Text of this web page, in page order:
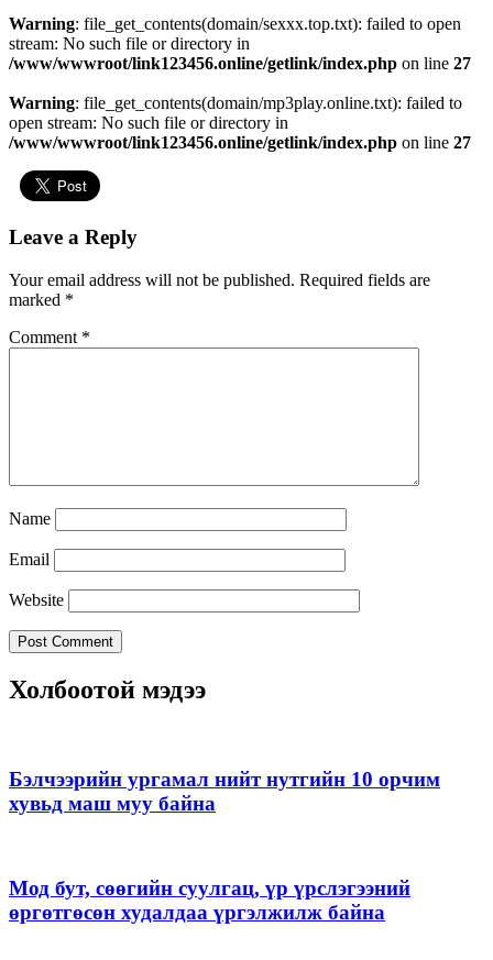
Warning: file_get_contents(domain/sexxx.top.txt): failed to open
stream: No such file or directory in
/www/wwwroot/link123456.online/getlink/index.php on line 27
Warning: file_get_contents(domain/mp3play.online.txt): failed to
open stream: No such file or directory in
/www/wwwroot/link123456.online/getlink/index.php on line 27
Leave a Reply
Your email address will not be published. Required fields are
marked *
Comment *
Name
Email
Website
Холбоотой мэдээ
Бэлчээрийн ургамал нийт нутгийн 10 орчим
хувьд маш муу байна
Мод бут, сөөгийн суулгац, үр үрслэгээний
өргөтгөсөн худалдаа үргэлжилж байна